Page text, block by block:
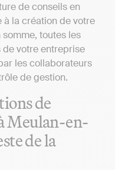
de conseils en
à la création de votre
toutes les
votre entreprise
les collaborateurs
de gestion.
de
Meulan-en-
de la